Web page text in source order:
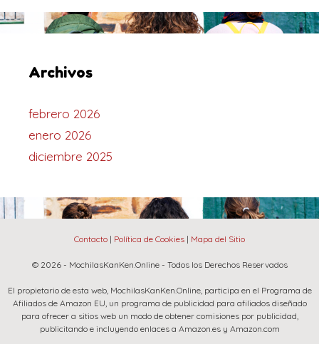
Archivos
febrero 2026
enero 2026
diciembre 2025
Contacto | Política de Cookies | Mapa del Sitio
© 2026 - MochilasKanKen.Online - Todos los Derechos Reservados
El propietario de esta web, MochilasKanKen.Online, participa en el Programa de
Afiliados de Amazon EU, un programa de publicidad para afiliados diseñado
para ofrecer a sitios web un modo de obtener comisiones por publicidad,
publicitando e incluyendo enlaces a Amazon.es y Amazon.com